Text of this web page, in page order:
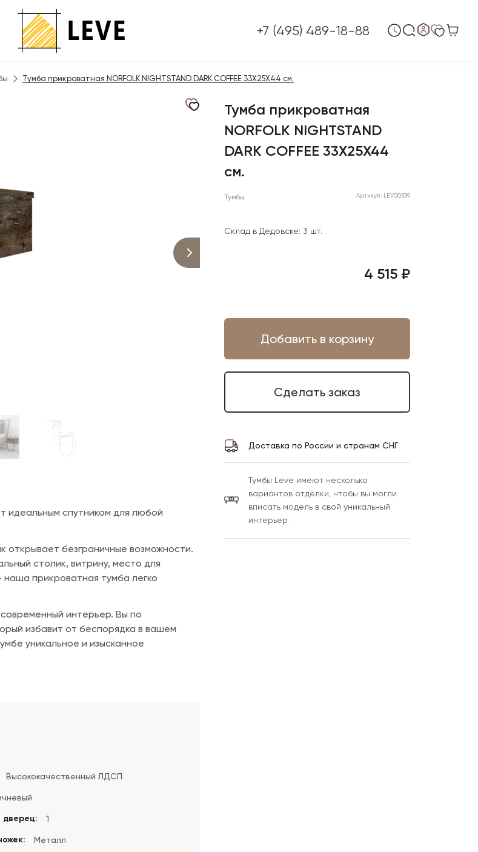
+7 (495) 489-18-88
Тумба прикроватная NORFOLK NIGHTSTAND DARK COFFEE 33X25X44 см.
идеальным спутником для любой
открывает безграничные возможности.
столик, витрину, место для
прикроватная тумба легко
интерьер. Вы по
избавит от беспорядка в вашем
уникальное и изысканное
Высококачественный ЛДСП
дверец: 1
Металл
Тумба прикроватная
NORFOLK NIGHTSTAND
DARK COFFEE 33X25X44
см.
Тумбы Артикул: LEV00339
Склад в Дедовске: 3 шт.
4 515 ₽
Добавить в корзину
Сделать заказ
Доставка по России и странам СНГ
Тумбы Leve имеют несколько
вариантов отделки, чтобы вы могли
вписать модель в свой уникальный
интерьер.